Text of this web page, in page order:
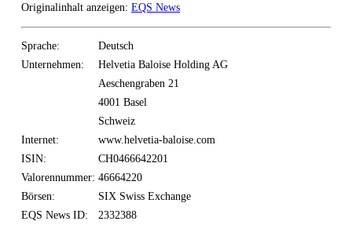
Originalinhalt anzeigen: EQS News
Sprache:
Deutsch
Unternehmen:
Helvetia Baloise Holding AG
Aeschengraben 21
4001 Basel
Schweiz
Internet:
www.helvetia-baloise.com
ISIN:
CH0466642201
Valorennummer: 46664220
Börsen:
SIX Swiss Exchange
EQS News ID:
2332388